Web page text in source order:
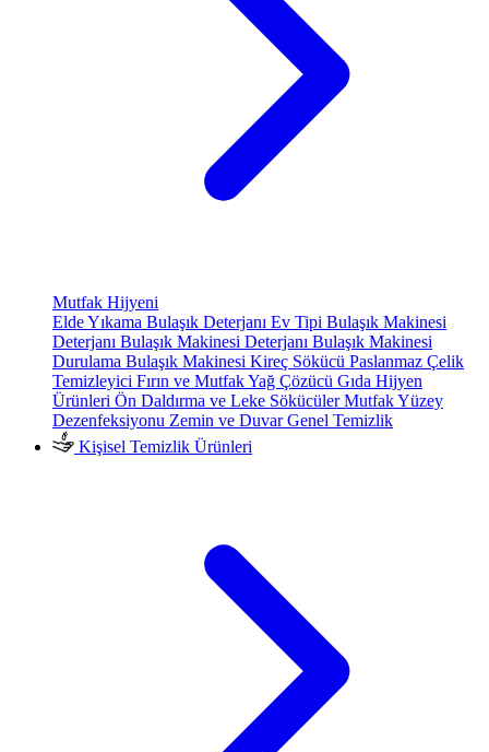
Mutfak Hijyeni
Elde Yıkama Bulaşık Deterjanı Ev Tipi Bulaşık Makinesi
Deterjanı Bulaşık Makinesi Deterjanı Bulaşık Makinesi
Durulama Bulaşık Makinesi Kireç Sökücü Paslanmaz Çelik
Temizleyici Fırın ve Mutfak Yağ Çözücü Gıda Hijyen
Ürünleri Ön Daldırma ve Leke SökücülerMutfak Yüzey
Dezenfeksiyonu Zemin ve Duvar Genel Temizlik
Kişisel Temizlik Ürünleri